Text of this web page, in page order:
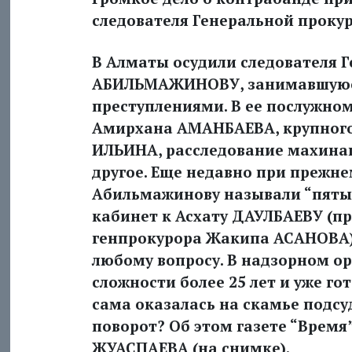
следователя Генеральной
В Алматы осудили следователя
АБИЛЬМАЖИНОВУ,
преступлениями. В ее
Амирхана АМАНБАЕВА,
ИЛЬИНА, расследование
другое. Еще недавно при
Абильмажинову называли
кабинет к Асхату ДАУЛБАЕВУ
генпрокурора Жакипа
любому вопросу. В надзорном
сложности более 25 лет и уже
сама оказалась на скамье
поворот? Об этом газете
ЖУАСПАЕВА (на снимке).